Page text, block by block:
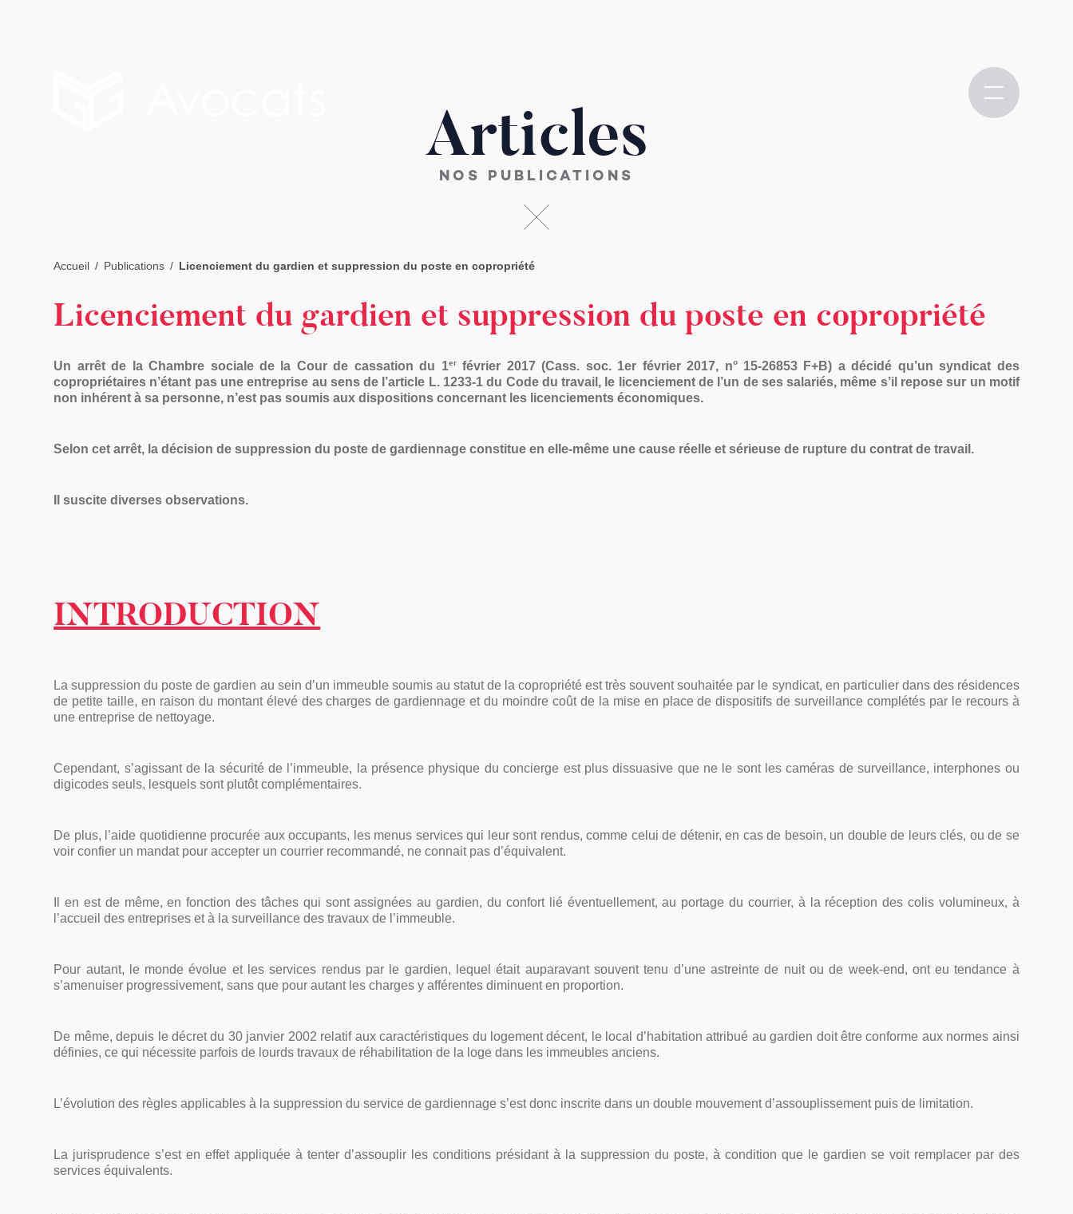
Articles
NOS PUBLICATIONS
Accueil Publications Licenciement du gardien et suppression du poste en copropriété
Licenciement du gardien et suppression du poste en copropriété
Un arrêt de la Chambre sociale de la Cour de cassation du 1erfévrier 2017 (Cass. soc. 1er février 2017, n° 15-26853 F+B) a décidé qu’unsyndicat des
copropriétaires n’étant pas une entreprise au sens de l’article L. 1233-1 du Code du travail, le licenciement de l’un de ses salariés, même s’il repose sur un motif
non inhérent à sa personne, n’est pas soumis aux dispositions concernant les licenciements économiques.
Selon cet arrêt, la décision de suppression du poste de gardiennage constitue en elle-même une cause réelle et sérieuse de rupture du contrat de travail.
Il suscite diverses observations.
INTRODUCTION
La suppression du poste de gardien au sein d’un immeuble soumis au statut de la copropriété est très souvent souhaitée par le syndicat, en particulier dans des résidences
de petite taille, en raison du montant élevé des charges de gardiennage et du moindre coût de la mise en place de dispositifs de surveillance complétés par le recours à
une entreprise de nettoyage.
Cependant, s’agissant de la sécurité de l’immeuble, la présence physique du concierge est plus dissuasive que ne le sont les caméras de surveillance, interphones ou
digicodes seuls, lesquels sont plutôt complémentaires.
De plus, l’aide quotidienne procurée aux occupants, les menus services qui leur sont rendus, comme celui de détenir, en cas de besoin, un double de leurs clés, ou de se
voir confier un mandat pour accepter un courrier recommandé, ne connait pas d’équivalent.
Il en est de même, en fonction des tâches qui sont assignées au gardien, du confort lié éventuellement, au portage du courrier, à la réception des colis volumineux, à
l’accueil des entreprises et à la surveillance des travaux de l’immeuble.
Pour autant, le monde évolue et les services rendus par le gardien, lequel était auparavant souvent tenu d’une astreinte de nuit ou de week-end, ont eu tendance à
s’amenuiser progressivement, sans que pour autant les charges y afférentes diminuent en proportion.
De même, depuis le décret du 30 janvier 2002 relatif aux caractéristiques du logement décent, le local d’habitation attribué au gardien doit être conforme aux normes ainsi
définies, ce qui nécessite parfois de lourds travaux de réhabilitation de la loge dans les immeubles anciens.
L’évolution des règles applicables à la suppression du service de gardiennage s’est donc inscrite dans un double mouvement d’assouplissement puis de limitation.
La jurisprudence s’est en effet appliquée à tenter d’assouplir les conditions présidant à la suppression du poste, à condition que le gardien se voit remplacer par des
services équivalents.